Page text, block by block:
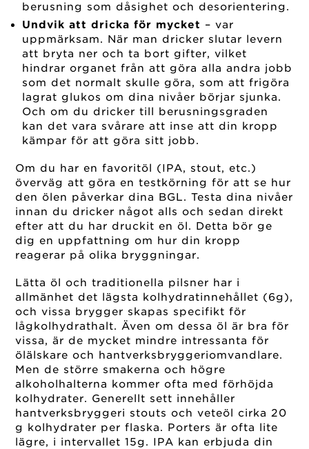
berusning som dåsighet och desorientering.
Undvik att dricka för mycket – var
uppmärksam. När man dricker slutar levern
att bryta ner och ta bort gifter, vilket
hindrar organet från att göra alla andra jobb
som det normalt skulle göra, som att frigöra
lagrat glukos om dina nivåer börjar sjunka.
Och om du dricker till berusningsgraden
kan det vara svårare att inse att din kropp
kämpar för att göra sitt jobb.
Om du har en favoritöl (IPA, stout, etc.)
överväg att göra en testkörning för att se hur
den ölen påverkar dina BGL. Testa dina nivåer
innan du dricker något alls och sedan direkt
efter att du har druckit en öl. Detta bör ge
dig en uppfattning om hur din kropp
reagerar på olika bryggningar.
Lätta öl och traditionella pilsner har i
allmänhet det lägsta kolhydratinnehållet (6g),
och vissa brygger skapas specifikt för
lågkolhydrathalt. Även om dessa öl är bra för
vissa, är de mycket mindre intressanta för
ölälskare och hantverksbryggeriomvandlare.
Men de större smakerna och högre
alkoholhalterna kommer ofta med förhöjda
kolhydrater. Generellt sett innehåller
hantverksbryggeri stouts och veteöl cirka 20
g kolhydrater per flaska. Porters är ofta lite
lägre, i intervallet 15g. IPA kan erbjuda din